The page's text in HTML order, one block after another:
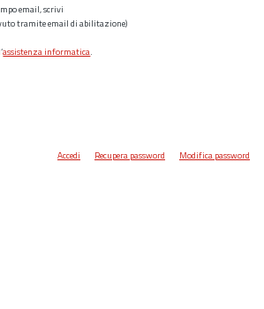
email, scrivi
tramite email di abilitazione)
assistenza informatica.
Accedi Recupera password Modifica password